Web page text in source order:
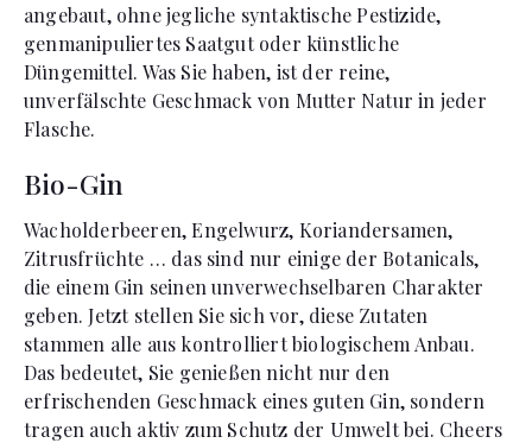
angebaut, ohne jegliche syntaktische Pestizide,
genmanipuliertes Saatgut oder künstliche
Düngemittel. Was Sie haben, ist der reine,
unverfälschte Geschmack von Mutter Natur in jeder
Flasche.
Bio-Gin
Wacholderbeeren, Engelwurz, Koriandersamen,
Zitrusfrüchte … das sind nur einige der Botanicals,
die einem Gin seinen unverwechselbaren Charakter
geben. Jetzt stellen Sie sich vor, diese Zutaten
stammen alle aus kontrolliert biologischem Anbau.
Das bedeutet, Sie genießen nicht nur den
erfrischenden Geschmack eines guten Gin, sondern
tragen auch aktiv zum Schutz der Umwelt bei. Cheers